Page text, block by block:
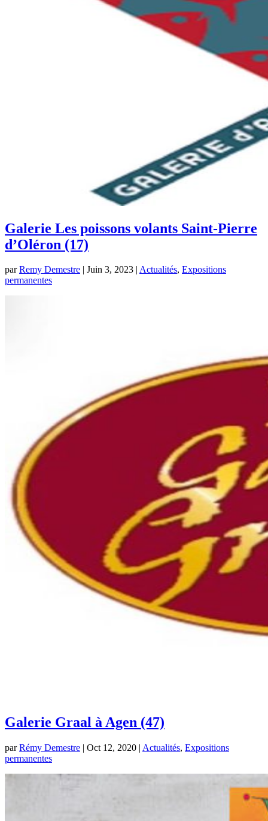
Galerie Les poissons volants Saint-Pierre
d’Oléron (17)
parRemy Demestre | Juin 3, 2023 | Actualités, Expositions
permanentes
Galerie Graal à Agen (47)
parRémy Demestre | Oct 12, 2020 | Actualités, Expositions
permanentes